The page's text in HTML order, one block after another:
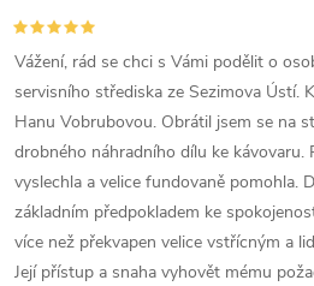
Vážení, rád se chci s Vámi podělit o
servisního střediska ze Sezimova Ústí.
Hanu Vobrubovou. Obrátil jsem se na
drobného náhradního dílu ke kávovaru.
vyslechla a velice fundovaně pomohla.
základním předpokladem ke
více než překvapen velice vstřícným a
Její přístup a snaha vyhovět mému